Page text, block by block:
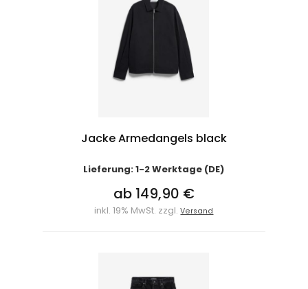
Jacke Armedangels black
Lieferung: 1-2 Werktage (DE)
ab 149,90 €
inkl. 19% MwSt. zzgl.Versand